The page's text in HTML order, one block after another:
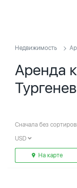
Недвижимость
Аренда
Сначала без
USD
На карте